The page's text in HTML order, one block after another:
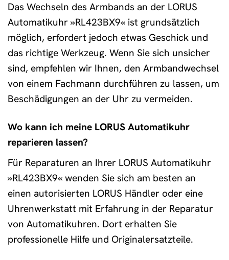
Das Wechseln des Armbands an der LORUS
Automatikuhr »RL423BX9« ist grundsätzlich
möglich, erfordert jedoch etwas Geschick und
das richtige Werkzeug. Wenn Sie sich unsicher
sind, empfehlen wir Ihnen, den Armbandwechsel
von einem Fachmann durchführen zu lassen, um
Beschädigungen an der Uhr zu vermeiden.
Wo kann ich meine LORUS Automatikuhr
reparieren lassen?
Für Reparaturen an Ihrer LORUS Automatikuhr
»RL423BX9« wenden Sie sich am besten an
einen autorisierten LORUS Händler oder eine
Uhrenwerkstatt mit Erfahrung in der Reparatur
von Automatikuhren. Dort erhalten Sie
professionelle Hilfe und Originalersatzteile.